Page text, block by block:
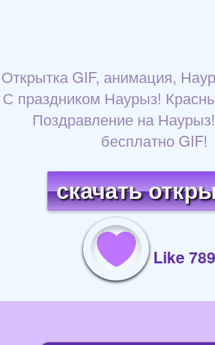
Открытка GIF, анимация,
С праздником Наурыз!
Поздравление на
бесплатно GIF!
скачать
Like